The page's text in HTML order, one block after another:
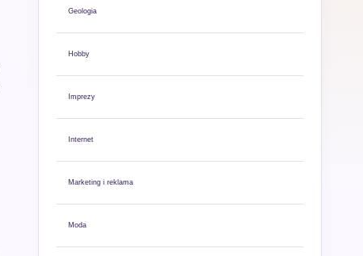
Geologia
Hobby
Imprezy
Internet
Marketing i reklama
Moda